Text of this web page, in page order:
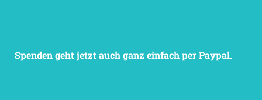
Spenden geht jetzt auch ganz einfach per Paypal.